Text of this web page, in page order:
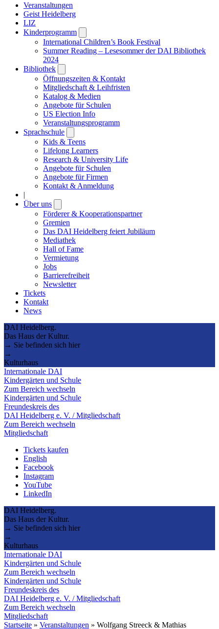
Veranstaltungen
Geist Heidelberg
LIZ
Kinderprogramm
submenu
International Children’s Book Festival
Summer Reading – Lesesommer der DAI Bibliothek
2024
Bibliothek
submenu
Öffnungszeiten & Kontakt
Mitgliedschaft & Leihfristen
Katalog & Medien
Angebote für Schulen
US Election Info
Veranstaltungsprogramm
Sprachschule
submenu
Kids & Teens
Lifelong Learners
Research & University Life
Angebote für Schulen
Angebote für Firmen
Kontakt & Anmeldung
|
Über uns
submenu
Förderer & Kooperationspartner
Gremien
Das DAI Heidelberg feiert Jubiläum
Mediathek
Hall of Fame
Vermietung
Jobs
Barrierefreiheit
Newsletter
Tickets
Kontakt
News
DAI Heidelberg.
Das Haus der Kultur.
→ Sie befinden sich hier
→
Kulturhaus
Internationale DAI
Kindergärten und Schule
Zum Bereich wechseln
Kindergärten und Schule
Freundeskreis des
DAI Heidelberg e. V. / Mitgliedschaft
Zum Bereich wechseln
Mitgliedschaft
Tickets kaufen
English
Facebook
Instagram
YouTube
LinkedIn
DAI Heidelberg.
Das Haus der Kultur.
→ Sie befinden sich hier
→
Kulturhaus
Internationale DAI
Kindergärten und Schule
Zum Bereich wechseln
Kindergärten und Schule
Freundeskreis des
DAI Heidelberg e. V. / Mitgliedschaft
Zum Bereich wechseln
Mitgliedschaft
Startseite » Veranstaltungen » Wolfgang Streeck & Mathias